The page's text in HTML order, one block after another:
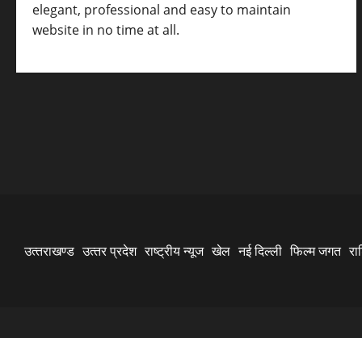
elegant, professional and easy to maintain
website in no time at all.
उत्‍तराखण्‍ड उत्‍तर प्रदेश राष्ट्रीय न्यूज खेल नई दिल्ली फिल्‍म जगत